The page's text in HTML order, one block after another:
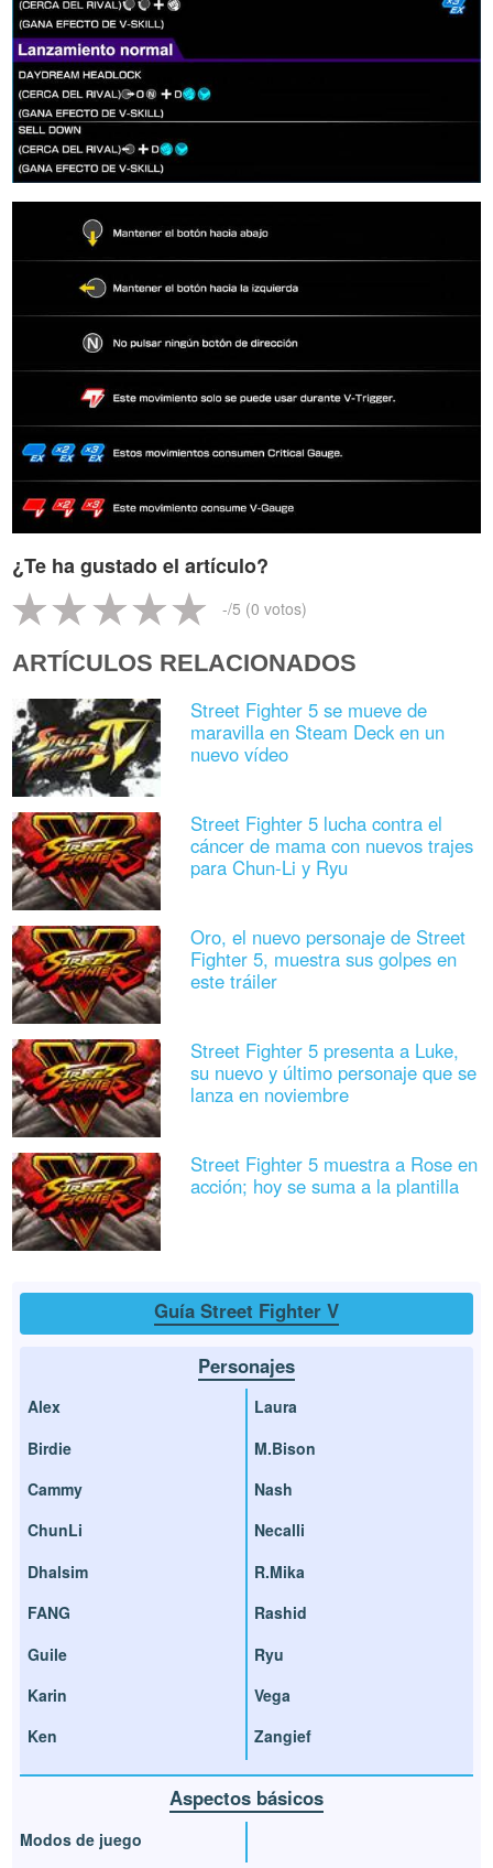
¿Te ha gustado el artículo?
-/5 (0 votos)
ARTÍCULOS RELACIONADOS
Street Fighter 5 se mueve de
maravilla en Steam Deck en un
nuevo vídeo
Street Fighter 5 lucha contra el
cáncer de mama con nuevos trajes
para Chun-Li y Ryu
Oro, el nuevo personaje de Street
Fighter 5, muestra sus golpes en
este tráiler
Street Fighter 5 presenta a Luke,
su nuevo y último personaje que se
lanza en noviembre
Street Fighter 5 muestra a Rose en
acción; hoy se suma a la plantilla
Guía Street Fighter V
Personajes
Alex
Birdie
Cammy
ChunLi
Dhalsim
FANG
Guile
Karin
Ken
Laura
M.Bison
Nash
Necalli
R.Mika
Rashid
Ryu
Vega
Zangief
Aspectos básicos
Modos de juego